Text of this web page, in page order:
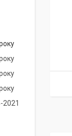
2021